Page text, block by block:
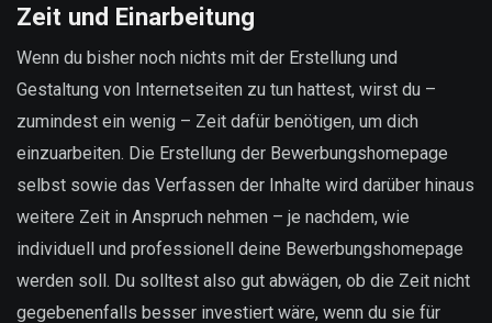
Zeit und Einarbeitung
Wenn du bisher noch nichts mit der Erstellung und
Gestaltung von Internetseiten zu tun hattest, wirst du –
zumindest ein wenig – Zeit dafür benötigen, um dich
einzuarbeiten. Die Erstellung der Bewerbungshomepage
selbst sowie das Verfassen der Inhalte wird darüber hinaus
weitere Zeit in Anspruch nehmen – je nachdem, wie
individuell und professionell deine Bewerbungshomepage
werden soll. Du solltest also gut abwägen, ob die Zeit nicht
gegebenenfalls besser investiert wäre, wenn du sie für